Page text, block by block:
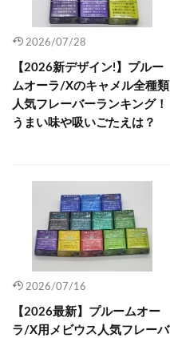
2026/07/28
【2026新デザイン!】プルー
ムオーラ/Xのキャメル全種類
人気フレーバーランキング！
うまい味や吸いごたえは？
2026/07/16
【2026最新】プルームオー
ラ/X用メビウス人気フレーバ